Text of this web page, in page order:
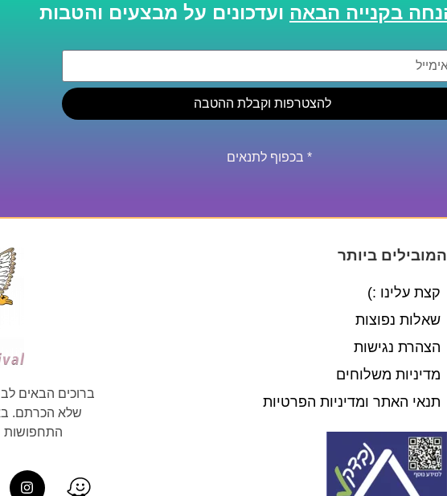
ועדכונים על מבצעים והטבות
להצטרפות וקבלת ההטבה
* בכפוף לתנאים
המובילים ביותר
קצת עלינו :)
שאלות נפוצות
הצהרת נגישות
מדיניות משלוחים
תנאי האתר ומדיניות הפרטיות
ברוכים הבאים
שלא הכרתם.
התחפושות